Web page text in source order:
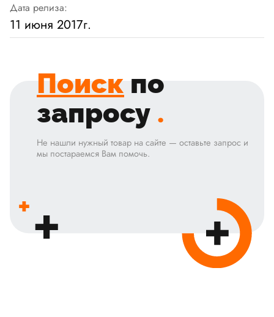
Дата релиза:
11 июня 2017г.
Поиск по
запросу .
Не нашли нужный товар на сайте — оставьте запрос и
мы постараемся Вам помочь.